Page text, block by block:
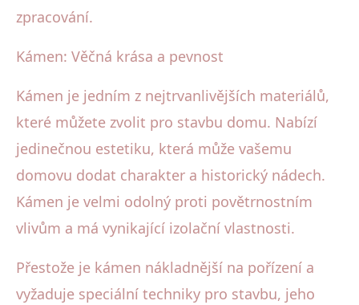
zpracování.
Kámen: Věčná krása a pevnost
Kámen je jedním z nejtrvanlivějších materiálů,
které můžete zvolit pro stavbu domu. Nabízí
jedinečnou estetiku, která může vašemu
domovu dodat charakter a historický nádech.
Kámen je velmi odolný proti povětrnostním
vlivům a má vynikající izolační vlastnosti.
Přestože je kámen nákladnější na pořízení a
vyžaduje speciální techniky pro stavbu, jeho